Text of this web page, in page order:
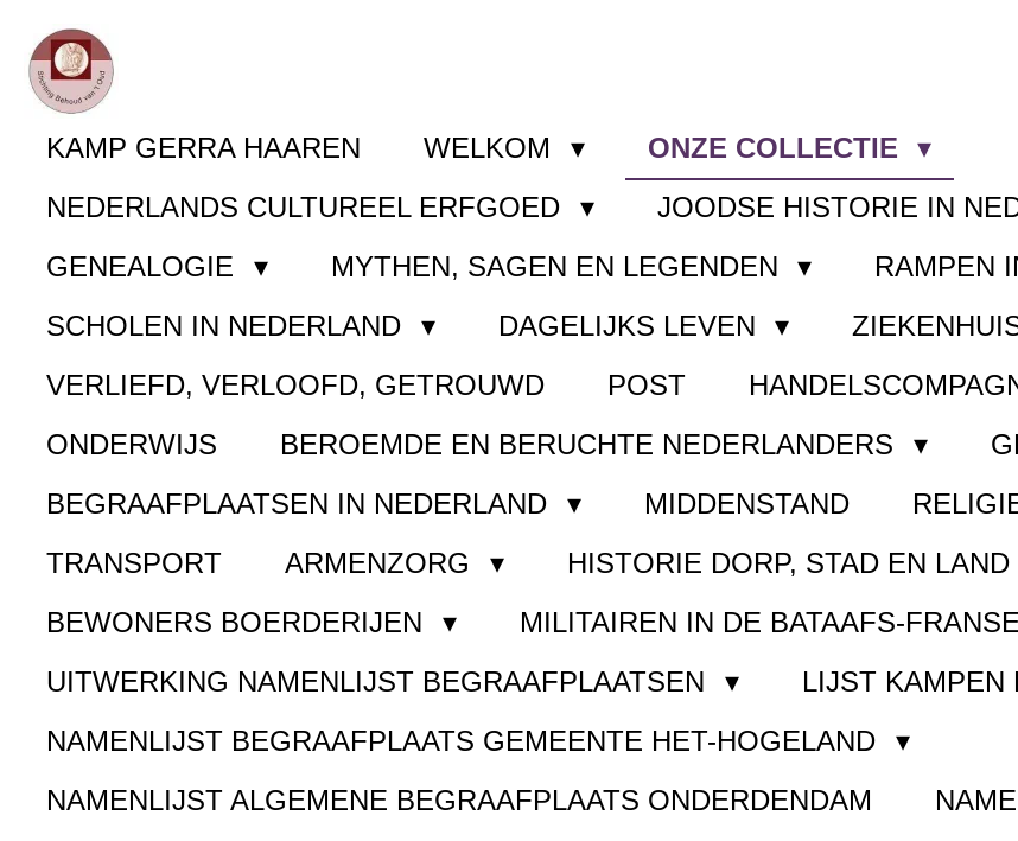
Ga
direct
naar
hoofdinhoud
KAMP GERRA HAAREN WELKOM
ONZE COLLECTIE
NEDERLANDS CULTUREEL ERFGOED
JOODSE HISTORIE IN
GENEALOGIE
MYTHEN, SAGEN EN LEGENDEN
RAMPEN
SCHOLEN IN NEDERLAND
DAGELIJKS LEVEN
VERLIEFD, VERLOOFD, GETROUWD
POST
ONDERWIJS
BEROEMDE EN BERUCHTE NEDERLANDERS
BEGRAAFPLAATSEN IN NEDERLAND
MIDDENSTAND
TRANSPORT
ARMENZORG
HISTORIE DORP, STAD EN LAND
BEWONERS BOERDERIJEN
MILITAIREN IN DE BATAAFS-
UITWERKING NAMENLIJST BEGRAAFPLAATSEN
LIJST KAMPEN
NAMENLIJST BEGRAAFPLAATS GEMEENTE HET-HOGELAND
NAMENLIJST ALGEMENE BEGRAAFPLAATS ONDERDENDAM